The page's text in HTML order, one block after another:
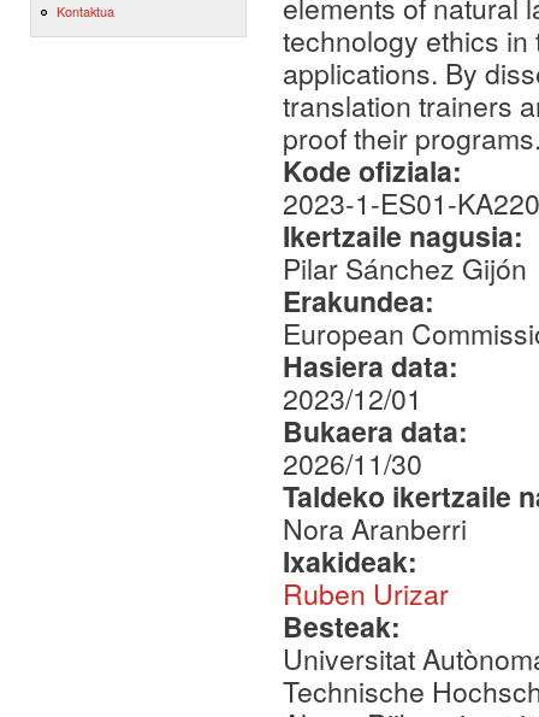
Kontaktua
technology ethics
applications. By
translation trainers
proof their
Kode ofiziala:
2023-1-ES01-
Ikertzaile nagusia:
Pilar Sánchez Gijón
Erakundea:
European
Hasiera data:
2023/12/01
Bukaera data:
2026/11/30
Taldeko ikertzaile
Nora Aranberri
Ixakideak:
Ruben Urizar
Besteak:
Universitat
Technische